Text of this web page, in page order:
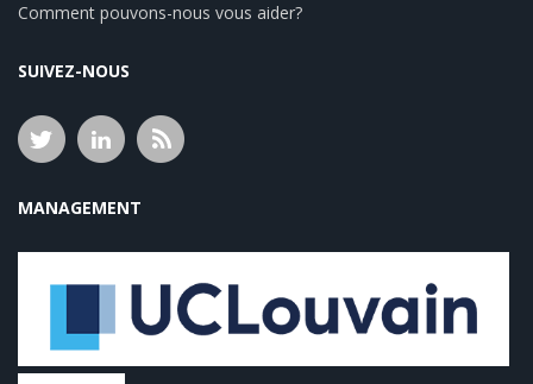
Comment pouvons-nous vous aider?
SUIVEZ-NOUS
MANAGEMENT